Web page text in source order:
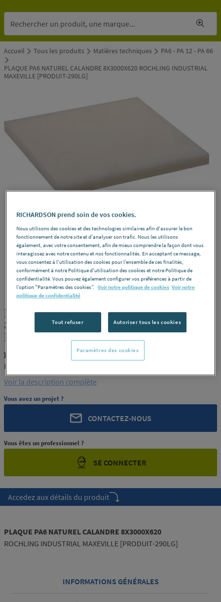
Accueil Tous les produits Matières techniques
PA6 - PA 12 - PA 66
PLAQUE PA6 NATUREL CALANDRE 8X3000X620 ROCHLING INDUSTRIAL
MAXEVILLE [PRODUIT-290LG]
ROCHLING REF : 290LG
PLAQUE PA6 NATUREL CALANDRE
8X3000X620 ROCHLING INDUSTRIAL
MAXEVILLE [PRODUIT-290LG]
ROCHLING PRODUIT-290LG
ROCHLING INDUSTRIAL MAXEVILLE [PRODUIT-290LG]
Voir la description complète
Vous avez un projet ?
CONTACTEZ-NOUS
Vous êtes un professionnel ?
SE CONNECTER
Accedez aux détails du produit
PLAQUE PA6 NATUREL CALANDRE 8X3000X620
ROCHLING INDUSTRIAL MAXEVILLE [PRODUIT-290LG]
INFORMATIONS GÉNÉRALES
RICHARDSON prend soin de vos cookies.
Nous utilisons des cookies et des technologies similaires afin d'assurer le bon
fonctionnement de notre site et d'analyser son trafic. Nous les utilisons
également, avec votre consentement, afin de mieux comprendre la façon dont vous
interagissez avec notre contenu et nos fonctionnalités. En acceptant ce message,
vous consentez à l’utilisation des cookies pour l’ensemble de ces finalités,
conformément à notre Politique d'utilisation des cookies et notre Politique de
confidentialité. Vous pouvez également configurer vos préférences à partir de
l’option "Paramètres des cookies”. Voir notre politique de cookies Voir notre
politique de confidentialité
Tout refuser Autoriser tous les cookies
Paramètres des cookies